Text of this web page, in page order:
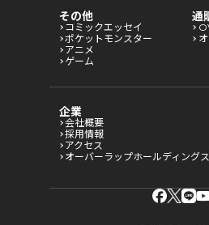
その他
コミックエッセイ
ポケットモンスター
アニメ
ゲーム
通
企業
会社概要
採用情報
アクセス
オーバーラップホールディングス